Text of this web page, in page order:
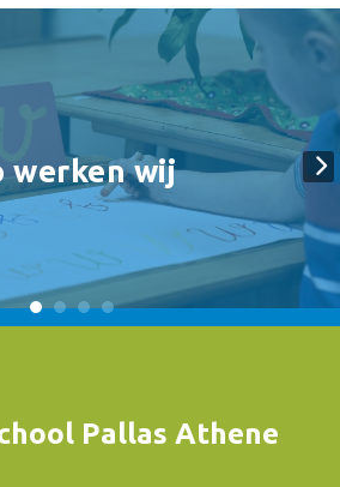
werken wij
Pallas Athene